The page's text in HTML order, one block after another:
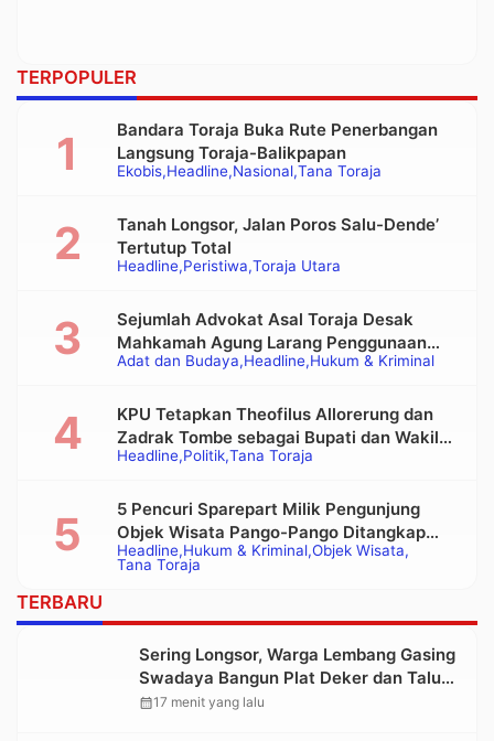
TERPOPULER
Ekobis Headline Nasional Tana Toraja
Bandara Toraja Buka Rute Penerbangan
Langsung Toraja-Balikpapan
Headline Peristiwa Toraja Utara
Tanah Longsor, Jalan Poros Salu-Dende’
Tertutup Total
Adat dan Budaya Headline Hukum & Kriminal
Sejumlah Advokat Asal Toraja Desak
Mahkamah Agung Larang Penggunaan
Alat Berat pada Eksekusi Rumah Adat
Headline Politik Tana Toraja
KPU Tetapkan Theofilus Allorerung dan
Zadrak Tombe sebagai Bupati dan Wakil
Bupati Tana Toraja Terpilih
Headline Hukum & Kriminal Objek Wisata
Tana Toraja
5 Pencuri Sparepart Milik Pengunjung
Objek Wisata Pango-Pango Ditangkap
Polisi
TERBARU
Sering Longsor, Warga Lembang Gasing
Swadaya Bangun Plat Deker dan Talut
Jalan Penghubung Antar Lembang
calendar_month17 menit yang lalu